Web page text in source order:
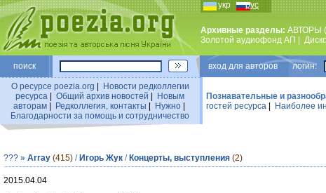
укр рус
Архивные разделы: АВТОРЫ
Золотой аудиофонд АП
поиск вход для авторов логин:
О ресурсе poezia.org
Новости редколлегии
ресурса
Общий архив новостей
Новым
авторам| Редколлегия, контакты Нужно|
Благодарности за помощь и сотрудничество
Познавательные и
гостей ресурса
Наиболее
??? » Array (415) / Игорь Жук / Концерты, выступления (2)
2015.04.04